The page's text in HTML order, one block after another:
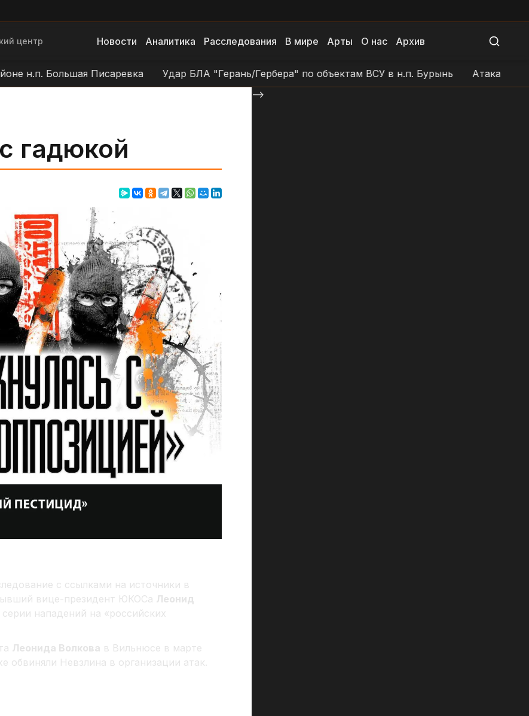
центр Новости Аналитика Расследования В мире Арты О нас Архив
Большая Писаревка Удар БЛА "Герань/Гербера" по объектам ВСУ в н.п. Бурынь Атака БЛА на
гадюкой
с ссылками на источники в
вице-президент ЮКОСа Леонид
нападений на «российских
Леонида Волкова в Вильнюсе в марте
Невзлина в организации атак.
-->